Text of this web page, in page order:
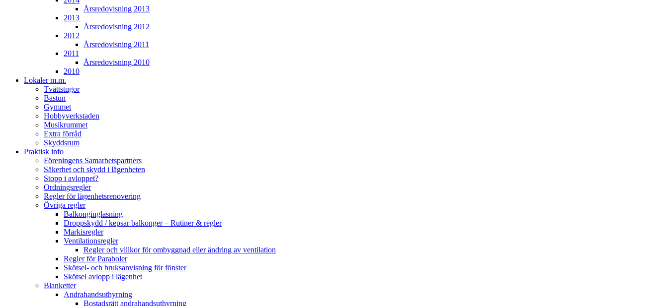
Årsredovisning 2013
2013
Årsredovisning 2012
2012
Årsredovisning 2011
2011
Årsredovisning 2010
2010
Lokaler m.m.
Tvättstugor
Bastun
Gymmet
Hobbyverkstaden
Musikrummet
Extra förråd
Skyddsrum
Praktisk info
Föreningens Samarbetspartners
Säkerhet och skydd i lägenheten
Stopp i avloppet?
Ordningsregler
Regler för lägenhetsrenovering
Övriga regler
Balkonginglasning
Droppskydd / kepsar balkonger – Rutiner & regler
Markisregler
Ventilationsregler
Regler och villkor för ombyggnad eller ändring av ventilation
Regler för Paraboler
Skötsel- och bruksanvisning för fönster
Skötsel avlopp i lägenhet
Blanketter
Andrahandsuthyrning
Bostadsrätt andrahandsuthyrning